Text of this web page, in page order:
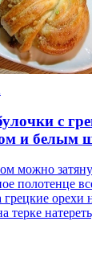
с
и белым
можно
полотенце
грецкие орехи
терке